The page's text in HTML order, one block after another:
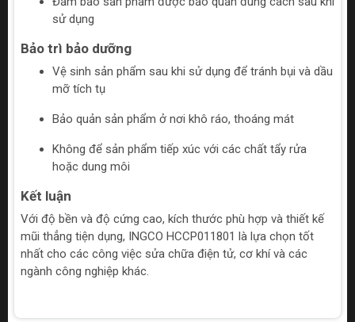
sử dụng
Bảo trì bảo dưỡng
Vệ sinh sản phẩm sau khi sử dụng để tránh bụi và dầu
mỡ tích tụ
Bảo quản sản phẩm ở nơi khô ráo, thoáng mát
Không để sản phẩm tiếp xúc với các chất tẩy rửa
hoặc dung môi
Kết luận
Với độ bền và độ cứng cao, kích thước phù hợp và thiết kế
mũi thẳng tiện dụng, INGCO HCCP011801 là lựa chọn tốt
nhất cho các công việc sửa chữa điện tử, cơ khí và các
ngành công nghiệp khác.